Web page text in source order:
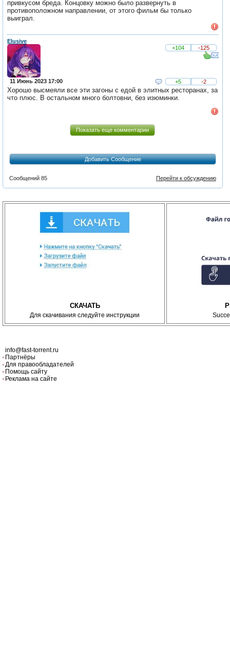
привкусом бреда. Концовку можно было развернуть в
противоположном направлении, от этого фильм бы только
выиграл.
Elusive
+104
-125
11 Июнь 2023 17:00 +5 -2
Хорошо высмеяли все эти загоны с едой в элитных ресторанах, за
что плюс. В остальном много болтовни, без изюминки.
Показать еще комментарии
Добавить Сообщение
Сообщений 85 Перейти к обсуждению
СКАЧАТЬ
Для скачивания следуйте инструкции
info@fast-torrent.ru
Партнёры
Для правообладателей
Помощь сайту
Реклама на сайте